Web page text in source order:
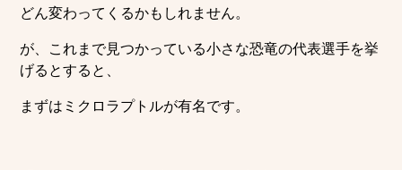
どん変わってくるかもしれません。
が、これまで見つかっている小さな恐竜の代表選手を挙
げるとすると、
まずはミクロラプトルが有名です。